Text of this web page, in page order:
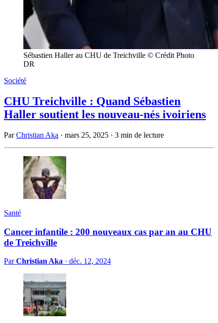
Sébastien Haller au CHU de Treichville © Crédit Photo
DR
Société
CHU Treichville : Quand Sébastien
Haller soutient les nouveau-nés ivoiriens
ParChristian Aka · mars 25, 2025 · 3 min de lecture
Santé
Cancer infantile : 200 nouveaux cas par an au CHU
de Treichville
ParChristian Aka · déc. 12, 2024